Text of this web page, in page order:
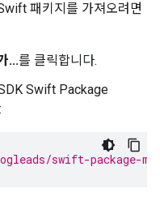
패키지를 가져오려면
...를 클릭합니다.
Swift Package
swift-package-